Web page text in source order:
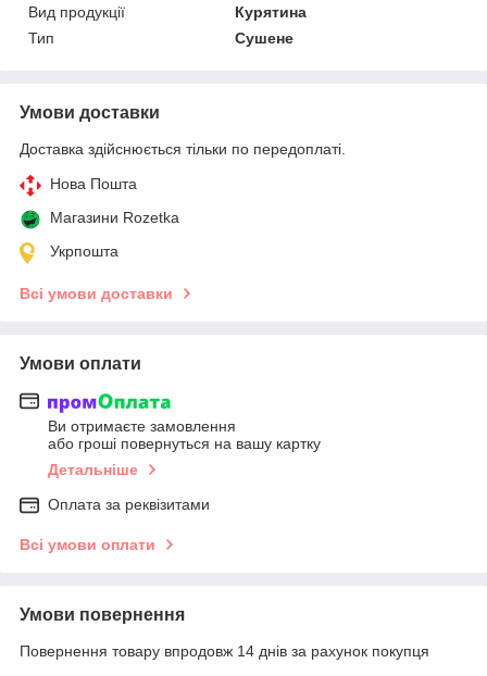
Вид продукції
Курятина
Тип
Сушене
Умови доставки
Доставка здійснюється тільки по передоплаті.
Нова Пошта
Магазини Rozetka
Укрпошта
Всі умови доставки
Умови оплати
Ви отримаєте замовлення
або гроші повернуться на вашу картку
Детальніше
Оплата за реквізитами
Всі умови оплати
Умови повернення
Повернення товару впродовж 14 днів за рахунок покупця